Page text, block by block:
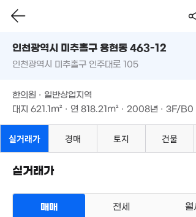
인천광역시 미추홀구 용현동 463-12
인천광역시 미추홀구 인주대로 105
한의원 · 일반상업지역
대지 621.1m² · 연 818.21m² · 2008년 · 3F/B0
실거래가 경매 토지 건물
실거래가
매매 전세 월